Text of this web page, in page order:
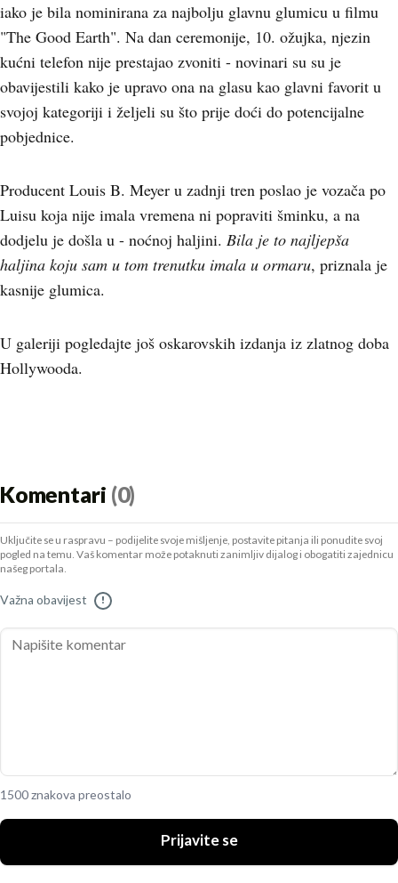
iako je bila nominirana za najbolju glavnu glumicu u filmu
"The Good Earth". Na dan ceremonije, 10. ožujka, njezin
kućni telefon nije prestajao zvoniti - novinari su su je
obavijestili kako je upravo ona na glasu kao glavni favorit u
svojoj kategoriji i željeli su što prije doći do potencijalne
pobjednice.
Producent Louis B. Meyer u zadnji tren poslao je vozača po
Luisu koja nije imala vremena ni popraviti šminku, a na
dodjelu je došla u - noćnoj haljini. Bila je to najljepša
haljina koju sam u tom trenutku imala u ormaru, priznala je
kasnije glumica.
U galeriji pogledajte još oskarovskih izdanja iz zlatnog doba
Hollywooda.
Komentari (0)
Uključite se u raspravu – podijelite svoje mišljenje, postavite pitanja ili ponudite svoj
pogled na temu. Vaš komentar može potaknuti zanimljiv dijalog i obogatiti zajednicu
našeg portala.
Važna obavijest !
1500 znakova preostalo
Prijavite se